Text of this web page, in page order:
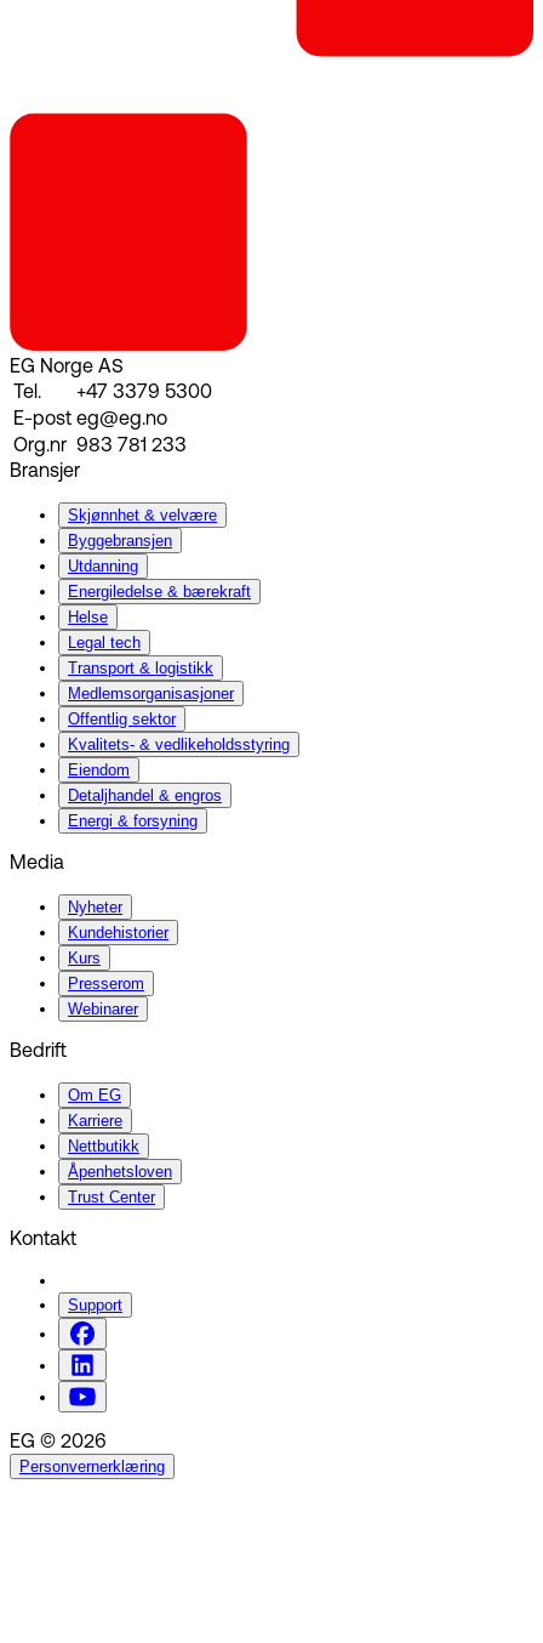
EG Norge AS
Tel.
+47 3379 5300
E-post eg@eg.no
Org.nr 983 781 233
Bransjer
Skjønnhet & velvære
Byggebransjen
Utdanning
Energiledelse & bærekraft
Helse
Legal tech
Transport & logistikk
Medlemsorganisasjoner
Offentlig sektor
Kvalitets- & vedlikeholdsstyring
Eiendom
Detaljhandel & engros
Energi & forsyning
Media
Nyheter
Kundehistorier
Kurs
Presserom
Webinarer
Bedrift
Om EG
Karriere
Nettbutikk
Åpenhetsloven
Trust Center
Kontakt
Support
EG © 2026
Personvernerklæring